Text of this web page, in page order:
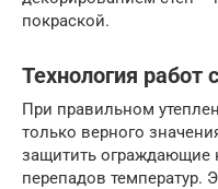
покраской.
Технология работ
При правильном
только верного
защитить ограждающие
перепадов температур.